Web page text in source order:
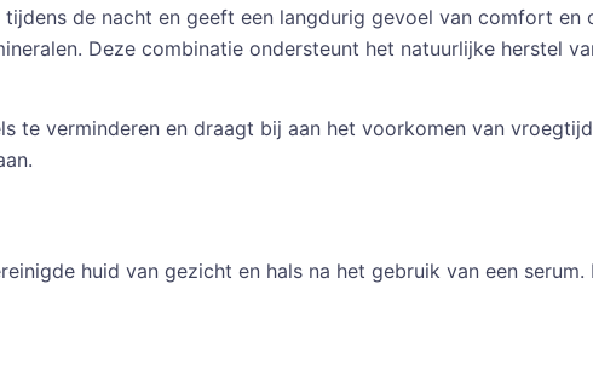
de nacht en geeft een langdurig gevoel van comfort
Deze combinatie ondersteunt het natuurlijke herstel
te verminderen en draagt bij aan het voorkomen van
huid van gezicht en hals na het gebruik van een